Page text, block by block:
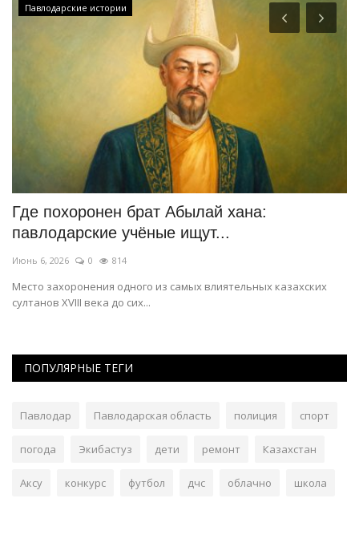
Павлодарские истории
Где похоронен брат Абылай хана:
павлодарские учёные ищут...
Июнь 6, 2026 0 814
Место захоронения одного из самых влиятельных казахских
султанов XVIII века до сих...
ПОПУЛЯРНЫЕ ТЕГИ
Павлодар Павлодарская область полиция спорт
погода Экибастуз дети ремонт Казахстан
Аксу конкурс футбол дчс облачно школа